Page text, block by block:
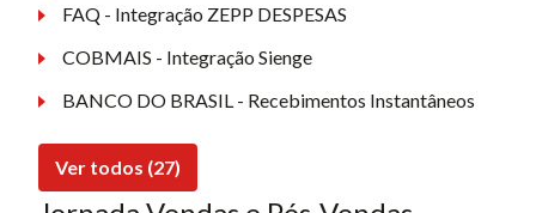
FAQ - Integração ZEPP DESPESAS
COBMAIS - Integração Sienge
BANCO DO BRASIL - Recebimentos Instantâneos
Ver todos (27)